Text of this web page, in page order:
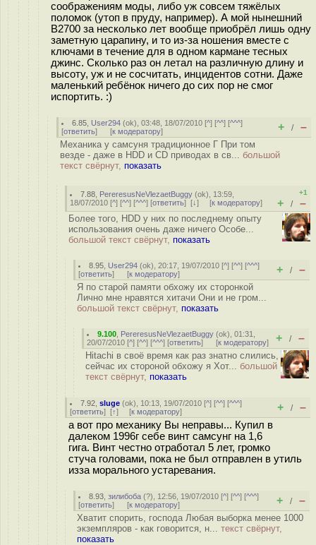
соображениям моды, либо уж совсем тяжёлых
поломок (утоп в пруду, например). А мой нынешний
B2700 за несколько лет вообще приобрёл лишь одну
заметную царапину, и то из-за ношения вместе с
ключами в течение для в одном кармане тесных
джинс. Сколько раз он летал на различную длину и
высоту, уж и не сосчитать, инцидентов сотни. Даже
маленький ребёнок ничего до сих пор не смог
испортить. :)
6.85 User294 (ok), 03:48, 18/07/2010 [^] [^^] [^^^]
[ответить] [к модератору] + / –
Механика у самсуня традиционное Г При том
везде - даже в HDD и CD приводах в св... большой
текст свёрнут, показать
7.88 PereresusNeVlezaetBuggy (ok), 13:59,
18/07/2010 [^] [^^] [^^^] [ответить] [↓] [к модератору]
+1
+ / –
Более того, HDD у них по последнему опыту
использования очень даже ничего Особе...
большой текст свёрнут, показать
8.95 User294 (ok), 20:17, 19/07/2010 [^] [^^] [^^^]
[ответить] [к модератору] + / –
Я по старой памяти обхожу их сторонкой
Лично мне нравятся хитачи Они и не гром...
большой текст свёрнут, показать
9.100 PereresusNeVlezaetBuggy (ok), 01:31,
20/07/2010 [^] [^^] [^^^] [ответить] [к модератору] + / –
Hitachi в своё время как раз знатно слились,
сейчас их стороной обхожу я Хот... большой
текст свёрнут, показать
7.92 ,sluge (ok), 10:13, 19/07/2010 [^] [^^] [^^^]
[ответить] [↑] [к модератору] + / –
а вот про механику Вы неправы... Купил в
далеком 1996г себе винт самсунг на 1,6
гига. Винт честно отработал 5 лет, громко
стуча головами, пока не был отправлен в утиль
изза морального устаревания.
8.93 ,зилибоба (?), 12:56, 19/07/2010 [^] [^^] [^^^]
[ответить] [к модератору] + / –
Хватит спорить, господа Любая выборка менее 1000
экземпляров - как говорится, н... текст свёрнут,
показать